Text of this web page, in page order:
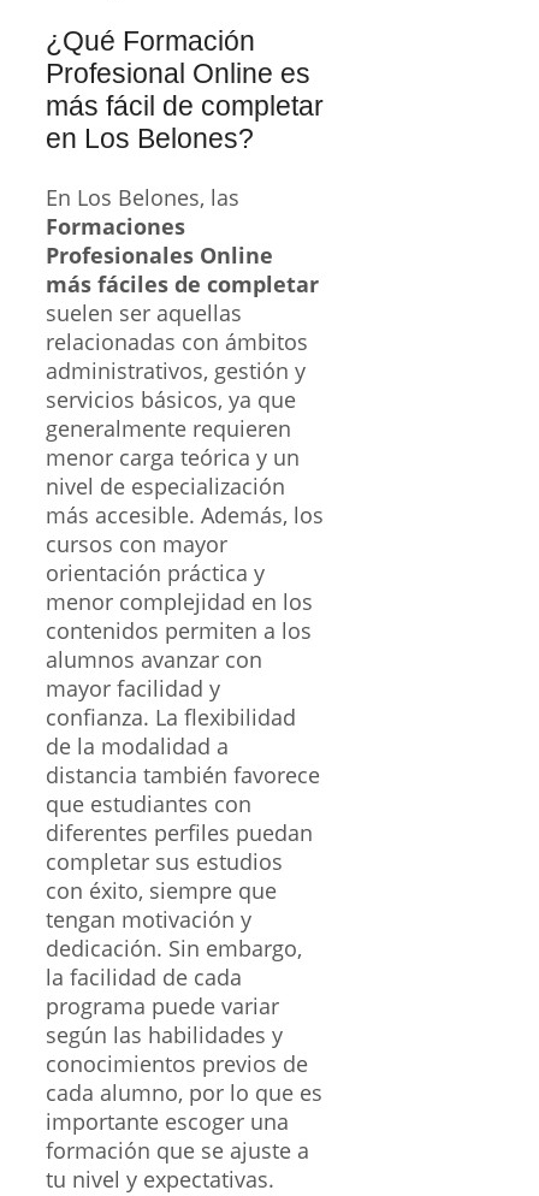
¿Qué Formación
Profesional Online es
más fácil de completar
en Los Belones?
En Los Belones, las
Formaciones
Profesionales Online
más fáciles de completar
suelen ser aquellas
relacionadas con ámbitos
administrativos, gestión y
servicios básicos, ya que
generalmente requieren
menor carga teórica y un
nivel de especialización
más accesible. Además, los
cursos con mayor
orientación práctica y
menor complejidad en los
contenidos permiten a los
alumnos avanzar con
mayor facilidad y
confianza. La flexibilidad
de la modalidad a
distancia también favorece
que estudiantes con
diferentes perfiles puedan
completar sus estudios
con éxito, siempre que
tengan motivación y
dedicación. Sin embargo,
la facilidad de cada
programa puede variar
según las habilidades y
conocimientos previos de
cada alumno, por lo que es
importante escoger una
formación que se ajuste a
tu nivel y expectativas.